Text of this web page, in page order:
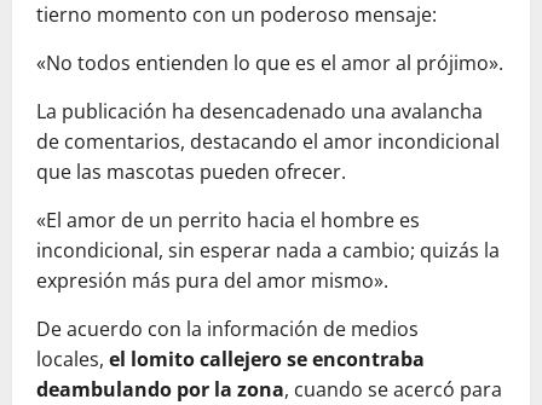
tierno momento con un poderoso mensaje:
«No todos entienden lo que es el amor al prójimo».
La publicación ha desencadenado una avalancha
de comentarios, destacando el amor incondicional
que las mascotas pueden ofrecer.
«El amor de un perrito hacia el hombre es
incondicional, sin esperar nada a cambio; quizás la
expresión más pura del amor mismo».
De acuerdo con la información de medios
locales, el lomito callejero se encontraba
deambulando por la zona, cuando se acercó para